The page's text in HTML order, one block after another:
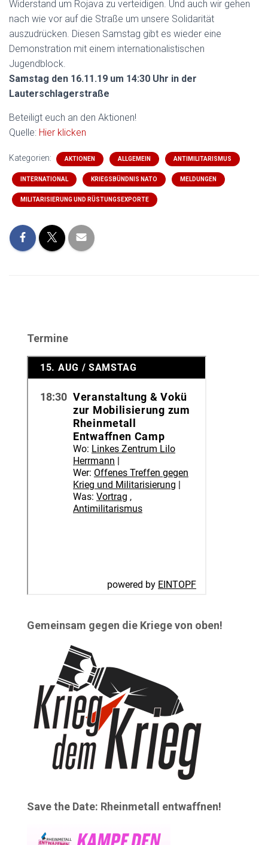
Widerstand um Rojava zu verteidigen. Und auch wir gehen
nach wie vor auf die Straße um unsere Solidarität
auszudrücken. Diesen Samstag gibt es wieder eine
Demonstration mit einem internationalistischen
Jugendblock.
Samstag den 16.11.19 um 14:30 Uhr in der
Lauterschlagerstraße
Beteiligt euch an den Aktionen!
Quelle: Hier klicken
Kategorien: AKTIONEN ALLGEMEIN ANTIMILITARISMUS
INTERNATIONAL KRIEGSBÜNDNIS NATO MELDUNGEN
MILITARISIERUNG UND RÜSTUNGSEXPORTE
Termine
Gemeinsam gegen die Kriege von oben!
Save the Date: Rheinmetall entwaffnen!